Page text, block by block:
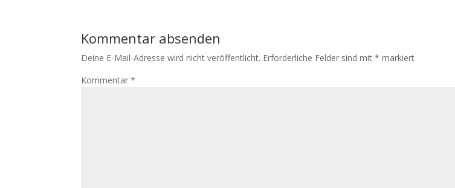
Kommentar absenden
Deine E-Mail-Adresse wird nicht veröffentlicht. Erforderliche Felder sind mit* markiert
Kommentar*